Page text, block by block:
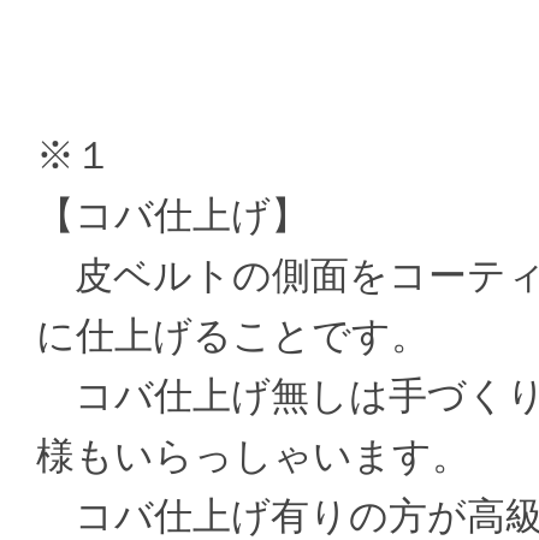
※１
【コバ仕上げ】
皮ベルトの側面をコーテ
に仕上げることです。
コバ仕上げ無しは手づく
様もいらっしゃいます。
コバ仕上げ有りの方が高